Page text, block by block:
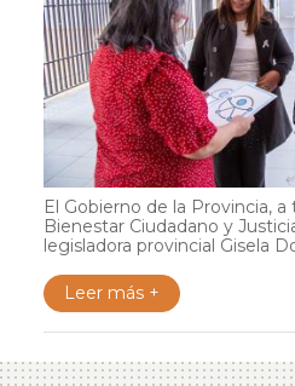
El Gobierno de la Provincia,
Bienestar Ciudadano y
legisladora provincial Gisela
Leer más +